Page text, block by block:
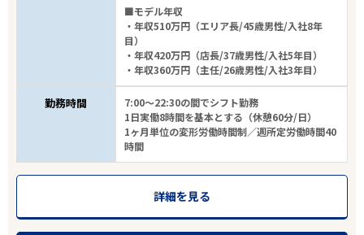
■モデル年収
・年収510万円（エリア長/45歳男性/入社8年
目）
・年収420万円（店長/37歳男性/入社5年目）
・年収360万円（主任/26歳男性/入社3年目）
勤務時間
7:00～22:30の間でシフト勤務
1日実働8時間を基本とする（休憩60分/日）
1ヶ月単位の変形労働時間制／週所定労働時間40
時間
詳細を見る